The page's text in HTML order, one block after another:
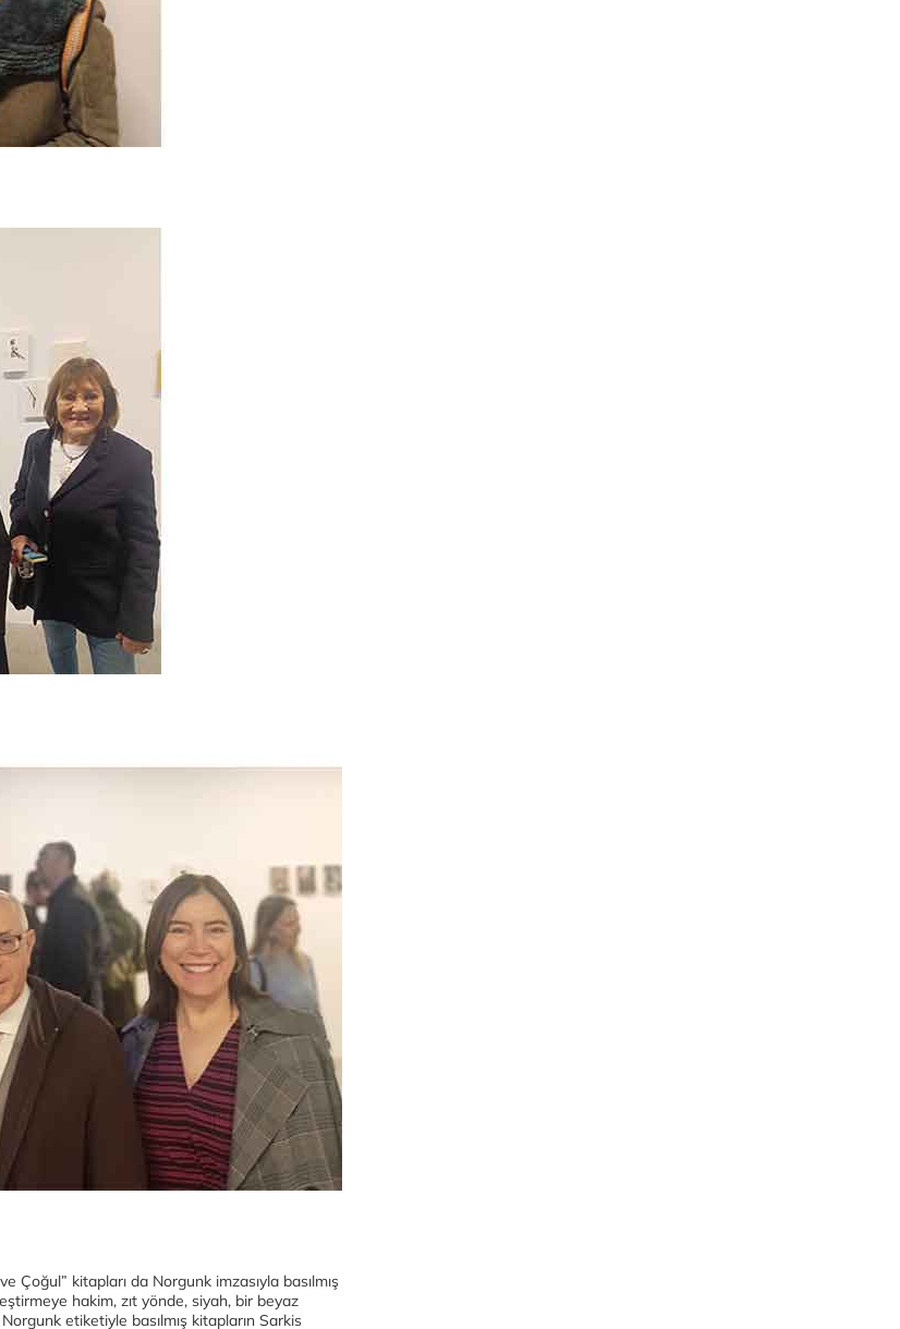
Çoğul” kitapları da Norgunk imzasıyla basılmış
hakim, zıt yönde, siyah, bir beyaz
etiketiyle basılmış kitapların Sarkis